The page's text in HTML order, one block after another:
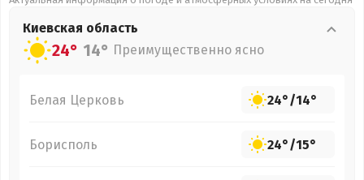
Киевская область
24° 14° Преимущественно ясно
Белая Церковь 24°/14°
Борисполь 24°/15°